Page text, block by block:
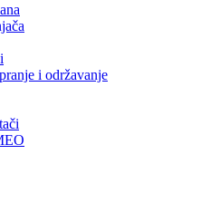
i održavanje